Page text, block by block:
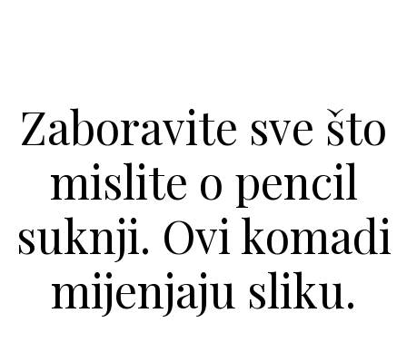
Zaboravite sve što
mislite o pencil
suknji. Ovi komadi
mijenjaju sliku.